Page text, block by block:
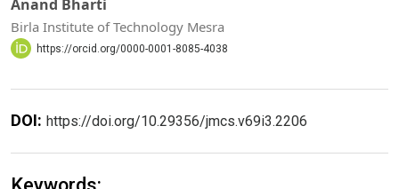
Anand Bharti
Birla Institute of Technology Mesra
https://orcid.org/0000-0001-8085-4038
DOI: https://doi.org/10.29356/jmcs.v69i3.2206